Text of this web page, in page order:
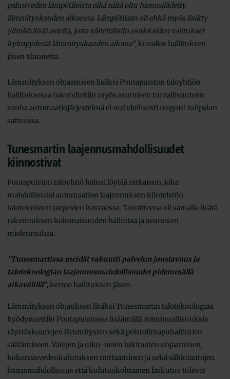
paluuveden lämpötiloista eikä niitä oltu hienosäädetty
lämmityskauden alkaessa. Lämpötilaan oli ehkä myös lisätty
ylimääräisiä asteita, jotta vältettäisiin asukkaiden valitukset
kylmyydestä lämmityskauden aikana”, kuvailee hallituksen
jäsen tilannetta.
Lämmityksen ohjaamisen lisäksi Poutapuiston taloyhtiön
hallituksessa havahduttiin myös asumisen turvallisuuteen:
vanha automaatiojärjestelmä ei mahdollisesti reagoisi tulipalon
sattuessa.
Tunesmartin laajennusmahdollisuudet
kiinnostivat
Poutapuiston taloyhtiö halusi löytää ratkaisun, joka
mahdollistaisi automaation laajennuksen kiinteistön
taloteknisten tarpeiden kasvaessa. Tavoitteena oli samalla lisätä
rakennuksen kokonaisuuden hallintaa ja asumisen
mielenrauhaa.
”Tunesmartissa meidät vakuutti palvelun joustavuus ja
taloteknologian laajennusmahdollisuudet pidemmällä
aikavälillä”, kertoo hallituksen jäsen.
Lämmityksen ohjauksen lisäksi Tunesmartin taloteknologiaa
hyödynnettiin Poutapuistossa lisäämällä toiminnallisuuksia
räystäskourujen lämmitysten sekä poistoilmapuhaltimien
säätämiseen. Valojen ja ulko-ovien lukitusten ohjaaminen,
kokonaisvedenkulutuksen mittaaminen ja sekä sähköautojen
latausmahdollisuus että kulutuskohtainen laskutus tulevat